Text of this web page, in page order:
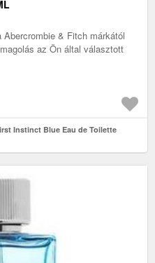
& Fitch márkától
az Ön által választott
Instinct Blue Eau de Toilette